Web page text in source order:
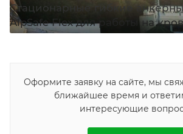
Стационарные гибкие
AlpSafe Flex для работы на
Оформите заявку на сайте, мы
ближайшее время и
интересующие